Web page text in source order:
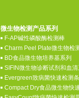
微生物检测产品系列
F-AP碱性磷酸酶检测棒
Charm Peel Plate微生物检
BD食品微生物培养基系列
SIFIN微生物诊断试剂和血清
Evergreen致病菌快速检测条
Compact Dry食品微生物快